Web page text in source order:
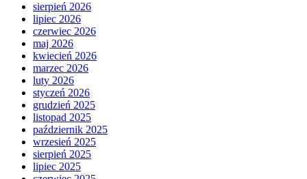
sierpień 2026
lipiec 2026
czerwiec 2026
maj 2026
kwiecień 2026
marzec 2026
luty 2026
styczeń 2026
grudzień 2025
listopad 2025
październik 2025
wrzesień 2025
sierpień 2025
lipiec 2025